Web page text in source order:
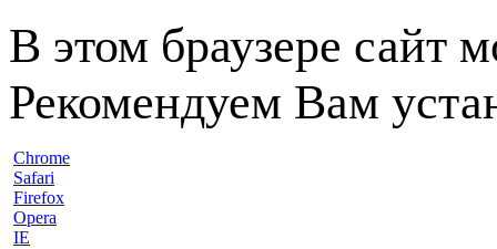
В этом браузере сайт
Рекомендуем Вам
Chrome
Safari
Firefox
Opera
IE